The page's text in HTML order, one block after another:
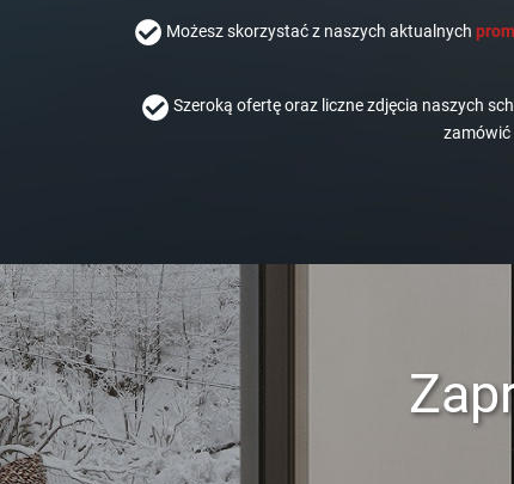
Możesz skorzystać z naszych aktualnych
Szeroką ofertę oraz liczne zdjęcia naszych
zamówić